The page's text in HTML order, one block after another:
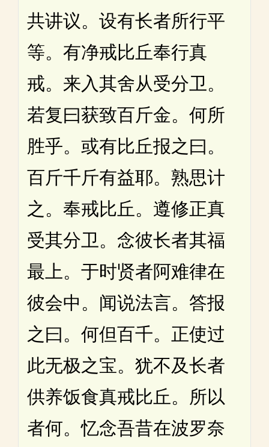
共讲议。设有长者所行平
等。有净戒比丘奉行真
戒。来入其舍从受分卫。
若复曰获致百斤金。何所
胜乎。或有比丘报之曰。
百斤千斤有益耶。熟思计
之。奉戒比丘。遵修正真
受其分卫。念彼长者其福
最上。于时贤者阿难律在
彼会中。闻说法言。答报
之曰。何但百千。正使过
此无极之宝。犹不及长者
供养饭食真戒比丘。所以
者何。忆念吾昔在波罗奈